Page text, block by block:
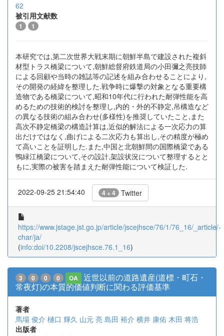
62
被引用文献数
1 1
本研究では,第二次世界大戦末期に朝鮮半島で建設された複斜
材型トラス橋梁について,朝鮮総督府鉄道局の小田彌之亮技師
による回顧や当時の雑誌等の記述を組み合わせることにより,
その開発の経緯を整理した.戦争時に爆撃の対象となる重要構
造物である橋梁について,昭和10年代に行われた耐弾性能を高
めるための技術的検討を整理し,内的・外的不静定,吊構造など
の異なる技術の組み合わせ(多様性)を推奨していたこと,また
高次不静定橋梁の構造計算は,近似的解法による一次応力の算
出だけではなく,曲げによる二次応力も算出し,その精度が極め
て高いことを証明した.また,中国と北朝鮮間の国際橋梁である
鴨緑江橋梁について,その設計,架設状況について整理するとと
もに,実際の被害を踏まえた耐弾性能について検証した.
2022-09-25 21:54:40 4 + 4 Twitter
https://www.jstage.jst.go.jp/article/jscejhsce/76/1/76_16/_article/-
char/ja/
(info:doi/10.2208/jscejhsce.76.1_16)
3 0 0 0 OA
近世以前の道路遺産(道標・町石・
常夜灯)の本質的価値判断に関わる評価基準
著者
馬場 俊介 樋口 輝久 山元 亮 島田 裕介 横井 康佑 木田 将浩
出版者